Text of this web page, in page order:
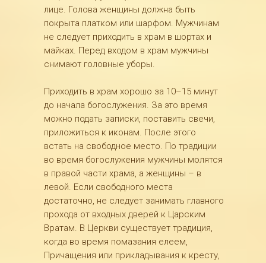
лице. Голова женщины должна быть
покрыта платком или шарфом. Мужчинам
не следует приходить в храм в шортах и
майках. Перед входом в храм мужчины
снимают головные уборы.
Приходить в храм хорошо за 10–15 минут
до начала богослужения. За это время
можно подать записки, поставить свечи,
приложиться к иконам. После этого
встать на свободное место. По традиции
во время богослужения мужчины молятся
в правой части храма, а женщины – в
левой. Если свободного места
достаточно, не следует занимать главного
прохода от входных дверей к Царским
Вратам. В Церкви существует традиция,
когда во время помазания елеем,
Причащения или прикладывания к кресту,